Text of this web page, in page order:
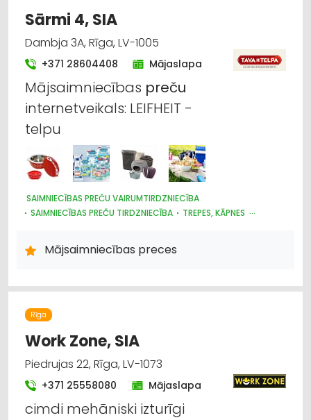
Sārmi 4, SIA
Dambja 3A, Rīga, LV-1005
+371 28604408 Mājaslapa
Mājsaimniecības preču
internetveikals: LEIFHEIT -
telpu
SAIMNIECĪBAS PREČU VAIRUMTIRDZNIECĪBA
SAIMNIECĪBAS PREČU TIRDZNIECĪBA
TREPES, KĀPNES
HIGIĒNAS PRECES
INTERNETVEIKALI, E-KOMERCIJA
Mājsaimniecības preces
Rīga
Work Zone, SIA
Piedrujas 22, Rīga, LV-1073
+371 25558080 Mājaslapa
cimdi mehāniski izturīgi